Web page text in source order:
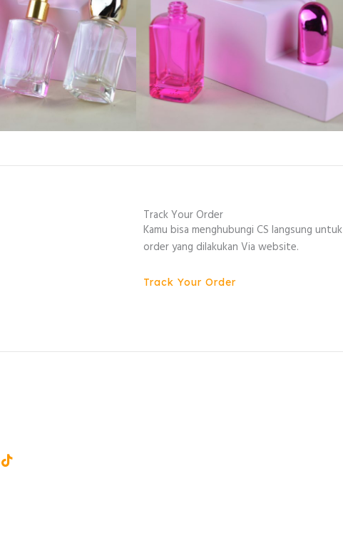
Track Your Order
Kamu bisa menghubungi CS langsung untuk
order yang dilakukan Via website.
Track Your Order
Tiktok